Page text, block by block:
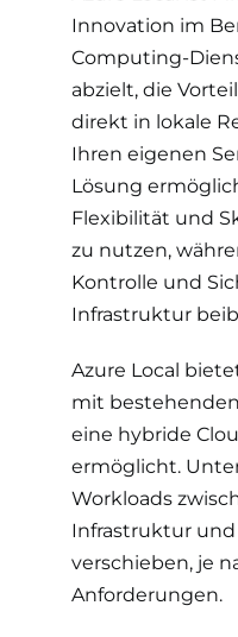
Innovation im
Computing-
abzielt, die
direkt in lokale
Ihren eigenen
Lösung
Flexibilität und
zu nutzen,
Kontrolle und
Infrastruktur
Azure Local
mit
eine hybride
ermöglicht.
Workloads
Infrastruktur und
verschieben, je
Anforderungen.